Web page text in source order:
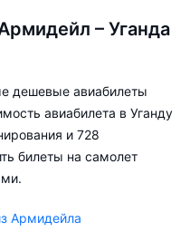
– Уганда
дешевые авиабилеты
авиабилета в Уганду
и 728
билеты на самолет
Армидейла